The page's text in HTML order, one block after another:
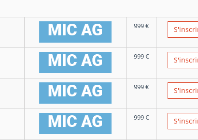
999€
999€
999€
999€